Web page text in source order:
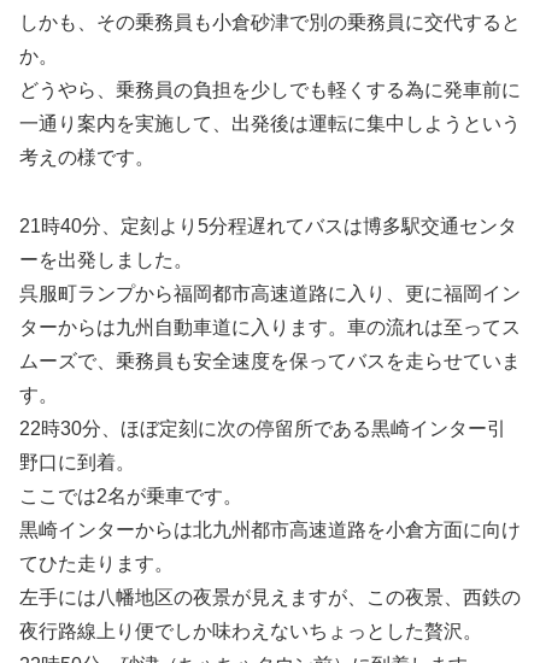
しかも、その乗務員も小倉砂津で別の乗務員に交代すると
か。
どうやら、乗務員の負担を少しでも軽くする為に発車前に
一通り案内を実施して、出発後は運転に集中しようという
考えの様です。
21時40分、定刻より5分程遅れてバスは博多駅交通センタ
ーを出発しました。
呉服町ランプから福岡都市高速道路に入り、更に福岡イン
ターからは九州自動車道に入ります。車の流れは至ってス
ムーズで、乗務員も安全速度を保ってバスを走らせていま
す。
22時30分、ほぼ定刻に次の停留所である黒崎インター引
野口に到着。
ここでは2名が乗車です。
黒崎インターからは北九州都市高速道路を小倉方面に向け
てひた走ります。
左手には八幡地区の夜景が見えますが、この夜景、西鉄の
夜行路線上り便でしか味わえないちょっとした贅沢。